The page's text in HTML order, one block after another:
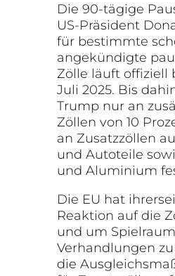
Die 90-tägige
US-Präsident
für bestimmte
angekündigte
Zölle läuft offiziell
Juli 2025. Bis
Trump nur an
Zöllen von 10
an Zusatzzöllen
und Autoteile
und Aluminium
Die EU hat
Reaktion auf die
und um
Verhandlungen
die